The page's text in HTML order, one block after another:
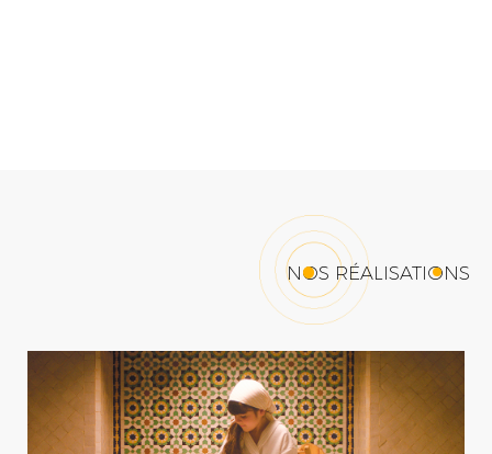
NOS RÉALISATIONS